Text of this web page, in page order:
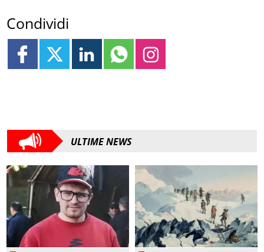
Condividi
ULTIME NEWS